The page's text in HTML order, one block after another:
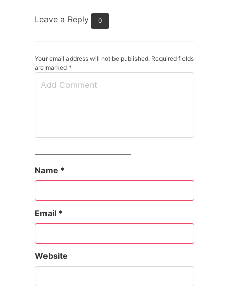
Leave a Reply 0
Your email address will not be published. Required fields
are marked *
Name *
Email *
Website